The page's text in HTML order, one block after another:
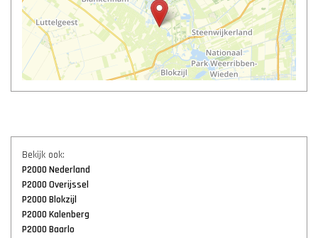
Bekijk ook:
P2000 Nederland
P2000 Overijssel
P2000 Blokzijl
P2000 Kalenberg
P2000 Baarlo